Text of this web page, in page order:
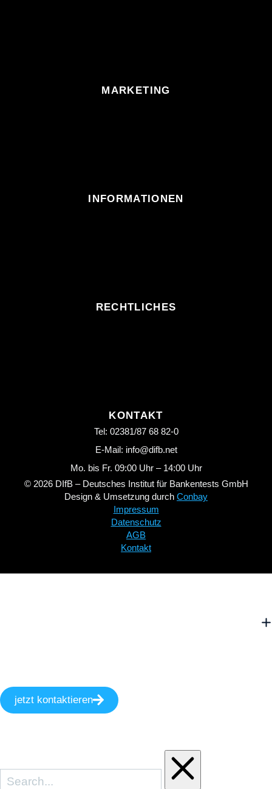
MARKETING
INFORMATIONEN
RECHTLICHES
KONTAKT
Tel: 02381/87 68 82-0
E-Mail: info@difb.net
Mo. bis Fr. 09:00 Uhr – 14:00 Uhr
© 2026 DIfB – Deutsches Institut für Bankentests GmbH
Design & Umsetzung durch Conbay
Impressum
Datenschutz
AGB
Kontakt
jetzt kontaktieren